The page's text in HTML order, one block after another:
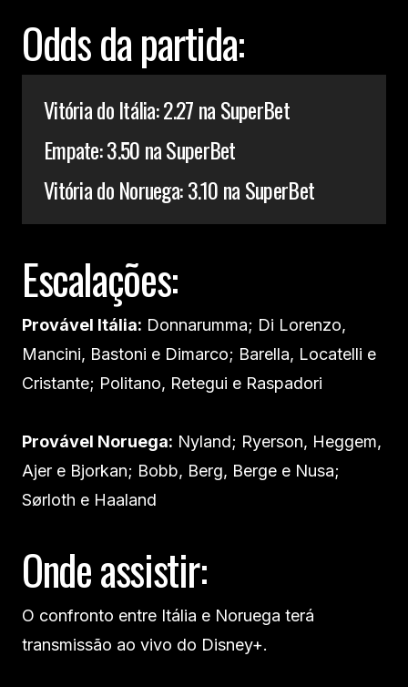
Odds da partida:
Vitória do Itália: 2.27 na SuperBet
Empate: 3.50 na SuperBet
Vitória do Noruega: 3.10 na SuperBet
Escalações:
Provável Itália: Donnarumma; Di Lorenzo,
Mancini, Bastoni e Dimarco; Barella, Locatelli e
Cristante; Politano, Retegui e Raspadori
Provável Noruega: Nyland; Ryerson, Heggem,
Ajer e Bjorkan; Bobb, Berg, Berge e Nusa;
Sørloth e Haaland
Onde assistir:
O confronto entre Itália e Noruega terá
transmissão ao vivo do Disney+.